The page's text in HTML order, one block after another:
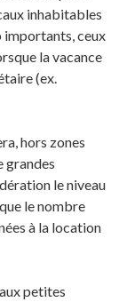
inhabitables
importants, ceux
la vacance
(ex.
hors zones
grandes
le niveau
le nombre
à la location
petites